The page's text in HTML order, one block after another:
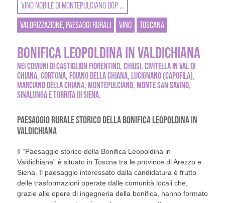
VINO NOBILE DI MONTEPULCIANO DOP ...
VALORIZZAZIONE, PAESAGGI RURALI
VINO TOSCANA
BONIFICA LEOPOLDINA IN VALDICHIANA
NEI COMUNI DI CASTIGLION FIORENTINO, CHIUSI, CIVITELLA IN VAL DI
CHIANA, CORTONA, FOIANO DELLA CHIANA, LUCIGNANO (CAPOFILA),
MARCIANO DELLA CHIANA, MONTEPULCIANO, MONTE SAN SAVINO,
SINALUNGA E TORRITA DI SIENA.
PAESAGGIO RURALE STORICO DELLA BONIFICA LEOPOLDINA IN
VALDICHIANA
Il “Paesaggio storico della Bonifica Leopoldina in
Valdichiana” è situato in Toscna tra le province di Arezzo e
Siena. Il paesaggio interessato dalla candidatura è frutto
delle trasformazioni operate dalle comunità locali che,
grazie alle opere di ingegneria della bonifica, hanno formato